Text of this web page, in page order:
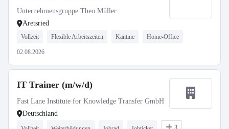
Unternehmensgruppe Theo Müller
Aretsried
Vollzeit Flexible Arbeitszeiten Kantine Home-Office
02.08.2026
IT Trainer (m/w/d)
Fast Lane Institute for Knowledge Transfer GmbH
Deutschland
3